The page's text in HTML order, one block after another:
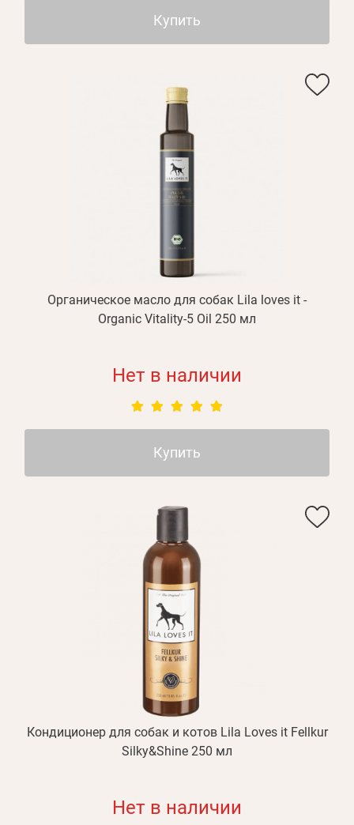
Купить
Органическое масло для собак Lila loves it -
Organic Vitality-5 Oil 250 мл
Нет в наличии
Купить
Кондиционер для собак и котов Lila Loves it Fellkur
Silky&Shine 250 мл
Нет в наличии